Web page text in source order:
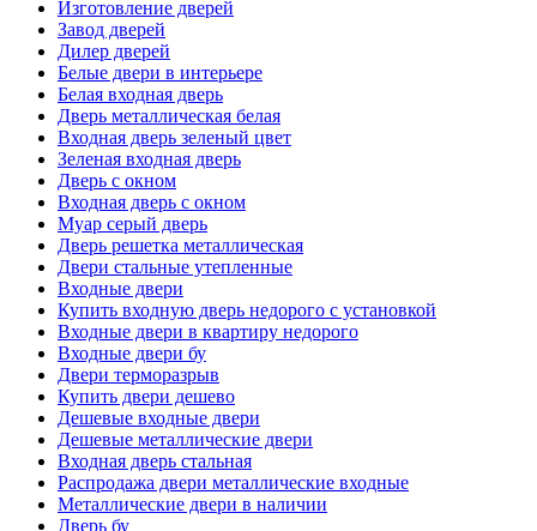
Изготовление дверей
Завод дверей
Дилер дверей
Белые двери в интерьере
Белая входная дверь
Дверь металлическая белая
Входная дверь зеленый цвет
Зеленая входная дверь
Дверь с окном
Входная дверь с окном
Муар серый дверь
Дверь решетка металлическая
Двери стальные утепленные
Входные двери
Купить входную дверь недорого с установкой
Входные двери в квартиру недорого
Входные двери бу
Двери терморазрыв
Купить двери дешево
Дешевые входные двери
Дешевые металлические двери
Входная дверь стальная
Распродажа двери металлические входные
Металлические двери в наличии
Дверь бу